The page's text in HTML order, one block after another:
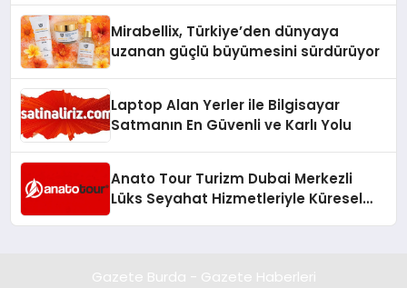
Mirabellix, Türkiye’den dünyaya
uzanan güçlü büyümesini sürdürüyor
Laptop Alan Yerler ile Bilgisayar
Satmanın En Güvenli ve Karlı Yolu
Anato Tour Turizm Dubai Merkezli
Lüks Seyahat Hizmetleriyle Küresel
Gazete Burda - Gazete Haberleri